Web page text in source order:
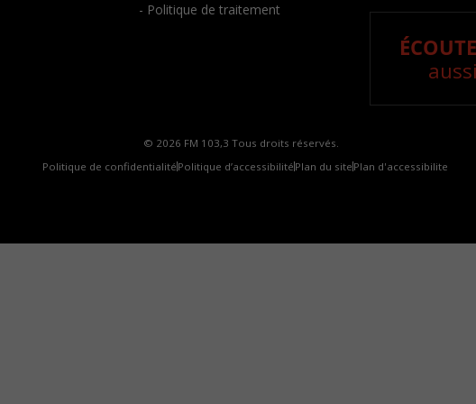
- Politique de traitement
© 2026 FM 103,3 Tous droits réservés.
Politique de confidentialité Politique d’accessibilité Plan du site Plan d'accessibilite